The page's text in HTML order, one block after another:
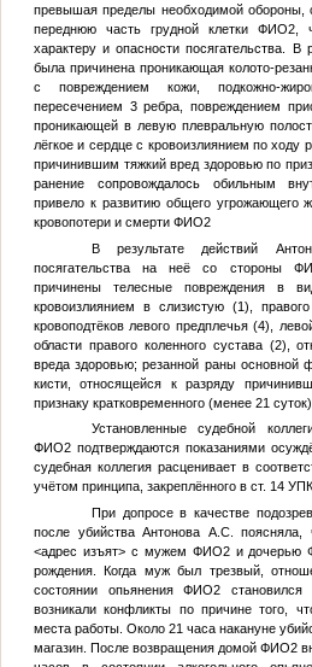
превышая пределы необходимой обороны,
переднюю часть грудной клетки ФИО2 ,
характеру и опасности посягательства.
была причинена проникающая колото-
с повреждением кожи, подкожно-
пересечением 3 ребра, повреждением
проникающей в левую плевральную
лёгкое и сердце с кровоизлиянием по ходу
причинившим тяжкий вред здоровью по
ранение сопровождалось обильным
привело к развитию общего угрожающего
кровопотери и смерти ФИО2
В результате действий
посягательства на неё со стороны
причинены телесные повреждения в
кровоизлиянием в слизистую (1),
кровоподтёков левого предплечья (4),
области правого коленного сустава (2),
вреда здоровью; резанной раны основной
кисти, относящейся к разряду
признаку кратковременного (менее 21
Установленные судебной
ФИО2подтверждаются показаниями
судебная коллегия расценивает в
учётом принципа, закреплённого в ст. 14
При допросе в качестве
после убийства Антонова А.С. поясняла,
<адрес изъят>с мужем ФИО2и дочерью
рождения. Когда муж был трезвый,
состоянии опьяненияФИО2
возникали конфликты по причине того,
места работы. Около 21 часа накануне
магазин. После возвращения домой ФИО2